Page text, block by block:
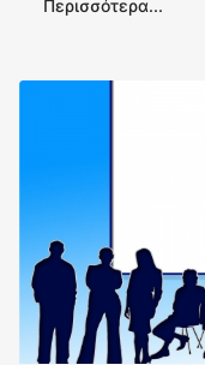
Περισσότερα...